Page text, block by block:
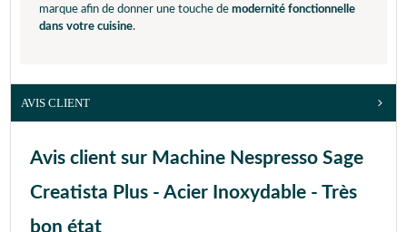
marque afin de donner une touche de modernité fonctionnelle
dans votre cuisine.
AVIS CLIENT
Avis client sur Machine Nespresso Sage
Creatista Plus - Acier Inoxydable - Très
bon état